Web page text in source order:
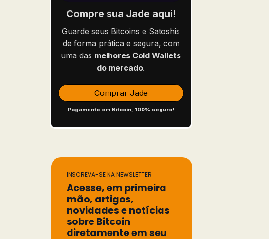
Compre sua Jade aqui!
Guarde seus Bitcoins e Satoshis
de forma prática e segura, com
uma das melhores Cold Wallets
do mercado.
Comprar Jade
Pagamento em Bitcoin, 100% seguro!
INSCREVA-SE NA NEWSLETTER
Acesse, em primeira
mão, artigos,
novidades e notícias
sobre Bitcoin
diretamente em seu